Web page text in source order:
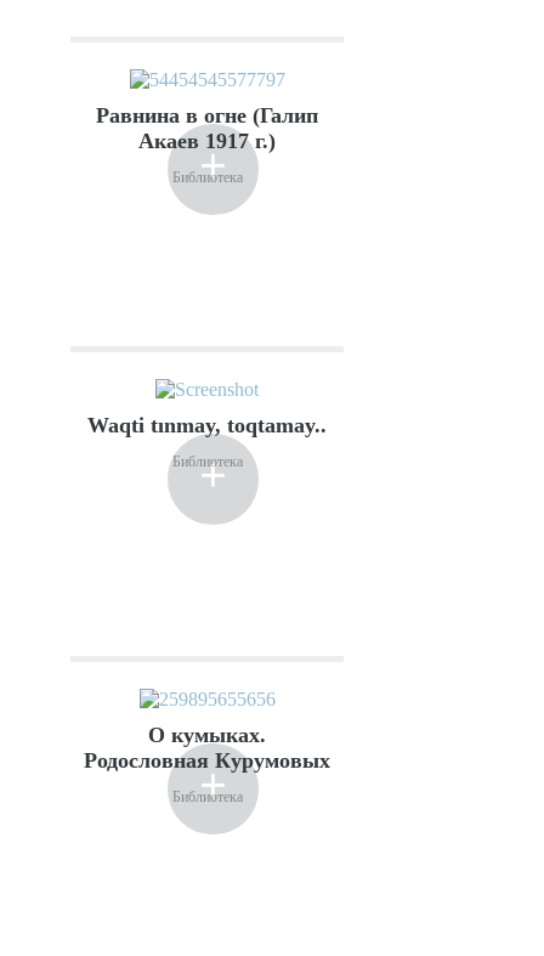
+
Равнина в огне (Галип
Акаев 1917 г.)
Библиотека
+
Waqti tınmay, toqtamay..
Библиотека
+
О кумыках.
Родословная Курумовых
Библиотека